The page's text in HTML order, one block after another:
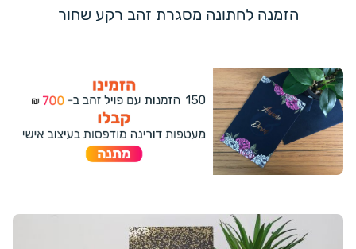
הזמנה לחתונה מסגרת זהב רקע שחור